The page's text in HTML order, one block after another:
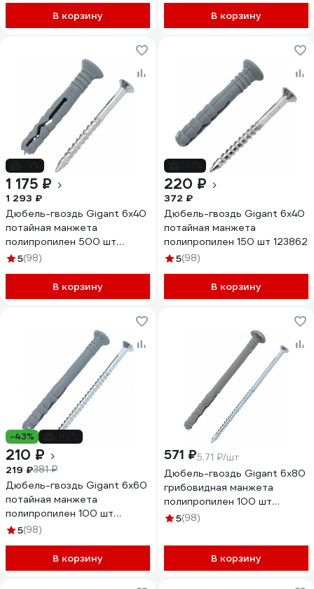
В корзину В корзину
1 175 ₽
1 293 ₽
Дюбель-гвоздь Gigant 6x40
потайная манжета
полипропилен 500 шт
123853
5(98)
В корзину
220 ₽
372 ₽
Дюбель-гвоздь Gigant 6x40
потайная манжета
полипропилен 150 шт 123862
5(98)
В корзину
-43%
210 ₽
219 ₽381 ₽
Дюбель-гвоздь Gigant 6x60
потайная манжета
полипропилен 100 шт
123855
5(98)
В корзину
571 ₽5.71 ₽/шт
Дюбель-гвоздь Gigant 6x80
грибовидная манжета
полипропилен 100 шт
123865
5(98)
В корзину